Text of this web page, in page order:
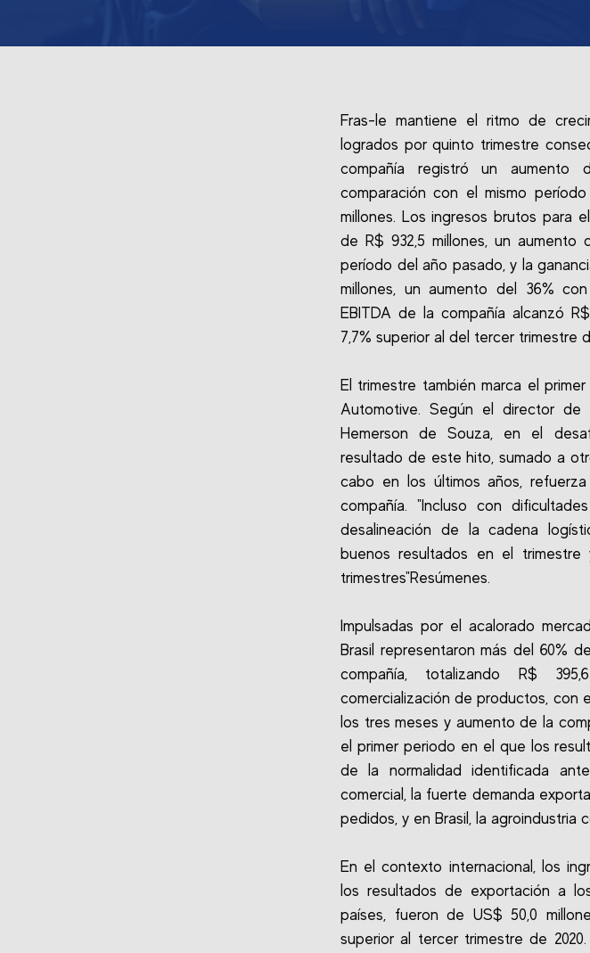
Fras-le mantiene el ritmo de
logrados por quinto trimestre
compañía registró un
comparación con el mismo
millones. Los ingresos brutos para
de R$ 932,5 millones, un aumento
período del año pasado, y la
millones, un aumento del 36%
EBITDA de la compañía alcanzó
7,7% superior al del tercer trimestre
El trimestre también marca el
Automotive. Según el director de
Hemerson de Souza, en el
resultado de este hito, sumado a
cabo en los últimos años,
compañía. "Incluso con
desalineación de la cadena
buenos resultados en el
trimestres"Resúmenes.
Impulsadas por el acalorado
Brasil representaron más del 60%
compañía, totalizando R$
comercialización de productos, con
los tres meses y aumento de la
el primer periodo en el que los
de la normalidad identificada
comercial, la fuerte demanda
pedidos, y en Brasil, la agroindustria
En el contexto internacional, los
los resultados de exportación a
países, fueron de US$ 50,0
superior al tercer trimestre de